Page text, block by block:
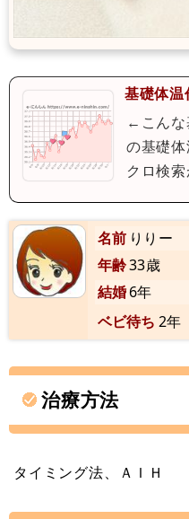
基礎体温
←こんな
の基礎
クロ検
名前 りりー
年齢33歳
結婚6年
ベビ待ち 2年
治療方法
タイミング法、ＡＩＨ